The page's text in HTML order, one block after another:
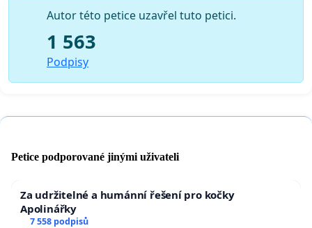
Autor této petice uzavřel tuto petici.
1 563
Podpisy
Petice podporované jinými uživateli
Za udržitelné a humánní řešení pro kočky
Apolinářky
7 558 podpisů